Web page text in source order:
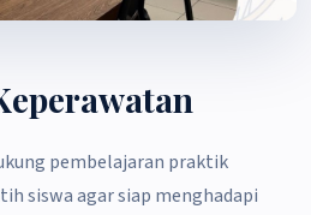
pembelajaran praktik
siswa agar siap menghadapi